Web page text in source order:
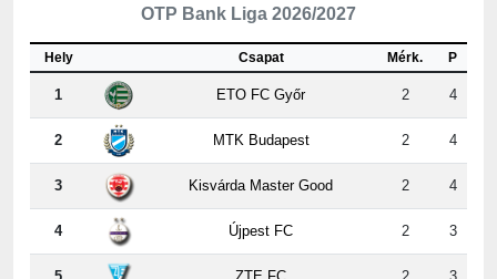
OTP Bank Liga 2026/2027
Hely Csapat Mérk. P
1 ETO FC Győr 2 4
2 MTK Budapest 2 4
3 Kisvárda Master Good 2 4
4 Újpest FC 2 3